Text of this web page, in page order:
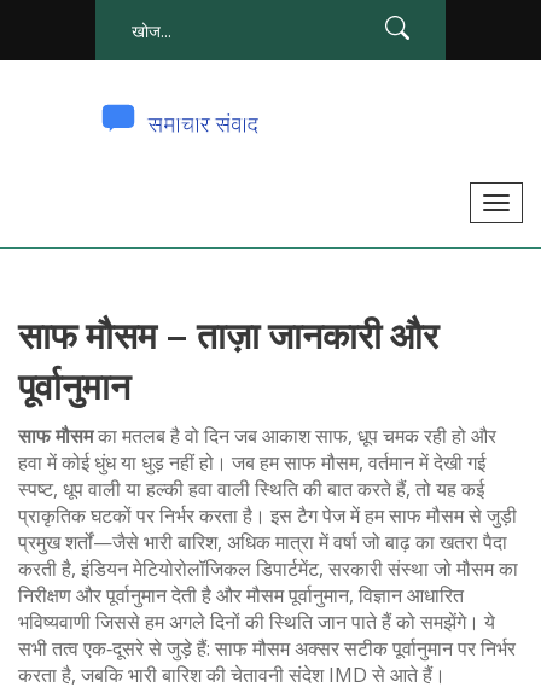
टॉ
त
ना
साफ मौसम – ताज़ा जानकारी और
पूर्वानुमान
साफ मौसमका मतलब है वो दिन जब आकाश साफ, धूप चमक रही हो और
हवा में कोई धुंध या धुड़ नहीं हो। जब हमसाफ मौसम, वर्तमान में देखी गई
स्पष्ट, धूप वाली या हल्की हवा वाली स्थितिकी बात करते हैं, तो यह कई
प्राकृतिक घटकों पर निर्भर करता है। इस टैग पेज में हम साफ मौसम से जुड़ी
प्रमुख शर्तों—जैसेभारी बारिश, अधिक मात्रा में वर्षा जो बाढ़ का खतरा पैदा
करती है, इंडियन मेटियोरोलॉजिकल डिपार्टमेंट, सरकारी संस्था जो मौसम का
निरीक्षण और पूर्वानुमान देती हैऔरमौसम पूर्वानुमान, विज्ञान आधारित
भविष्यवाणी जिससे हम अगले दिनों की स्थिति जान पाते हैंको समझेंगे। ये
सभी तत्व एक‑दूसरे से जुड़े हैं: साफ मौसम अक्सर सटीक पूर्वानुमान पर निर्भर
करता है, जबकि भारी बारिश की चेतावनी संदेश IMD से आते हैं।